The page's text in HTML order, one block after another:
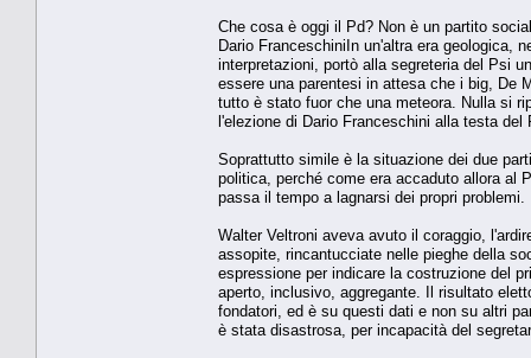
Che cosa è oggi il Pd? Non è un partito
Dario FranceschiniIn un'altra era geologica,
interpretazioni, portò alla segreteria del Psi
essere una parentesi in attesa che i big, De
tutto è stato fuor che una meteora. Nulla si
l'elezione di Dario Franceschini alla testa del
Soprattutto simile è la situazione dei due
politica, perché come era accaduto allora al
passa il tempo a lagnarsi dei propri
Walter Veltroni aveva avuto il coraggio,
assopite, rincantucciate nelle pieghe della
espressione per indicare la costruzione del
aperto, inclusivo, aggregante. Il risultato
fondatori, ed è su questi dati e non su altri
è stata disastrosa, per incapacità del